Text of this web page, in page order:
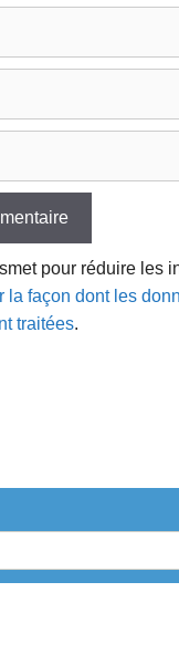
pour réduire les
la façon dont les
traitées.